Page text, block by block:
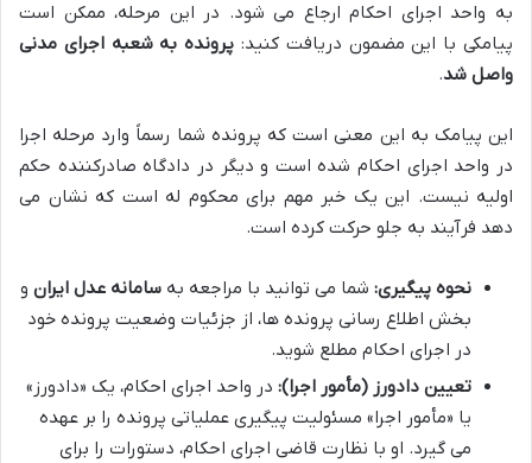
به واحد اجرای احکام ارجاع می شود. در این مرحله، ممکن است
پیامکی با این مضمون دریافت کنید: پرونده به شعبه اجرای مدنی
واصل شد.
این پیامک به این معنی است که پرونده شما رسماً وارد مرحله اجرا
در واحد اجرای احکام شده است و دیگر در دادگاه صادرکننده حکم
اولیه نیست. این یک خبر مهم برای محکوم له است که نشان می
دهد فرآیند به جلو حرکت کرده است.
نحوه پیگیری: شما می توانید با مراجعه به سامانه عدل ایران و
بخش اطلاع رسانی پرونده ها، از جزئیات وضعیت پرونده خود
در اجرای احکام مطلع شوید.
تعیین دادورز (مأمور اجرا): در واحد اجرای احکام، یک «دادورز»
یا «مأمور اجرا» مسئولیت پیگیری عملیاتی پرونده را بر عهده
می گیرد. او با نظارت قاضی اجرای احکام، دستورات را برای